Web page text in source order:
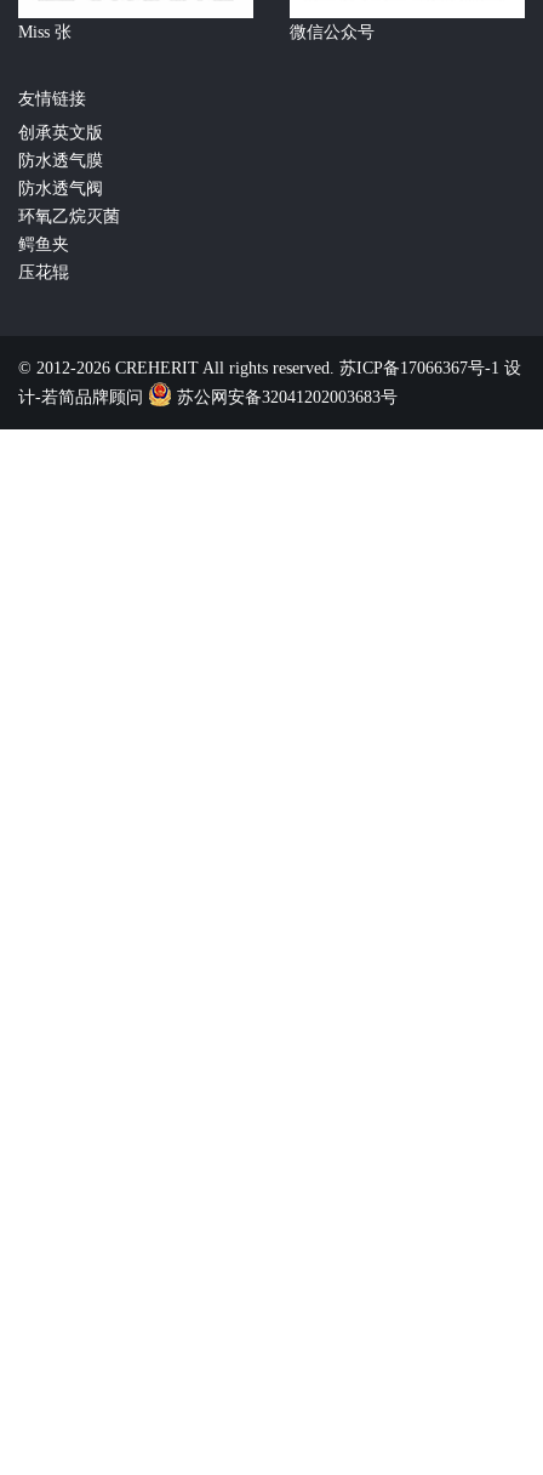
Miss 张 微信公众号
友情链接
创承英文版
防水透气膜
防水透气阀
环氧乙烷灭菌
鳄鱼夹
压花辊
© 2012-2026 CREHERIT All rights reserved. 苏ICP备17066367号-1 设
计-若简品牌顾问
苏公网安备32041202003683号